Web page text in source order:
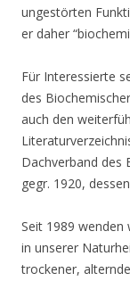
ungestörten
er daher
Für Interessierte
des
auch den
Dachverband des
gegr. 1920,
Seit 1989
in unserer
trockener,